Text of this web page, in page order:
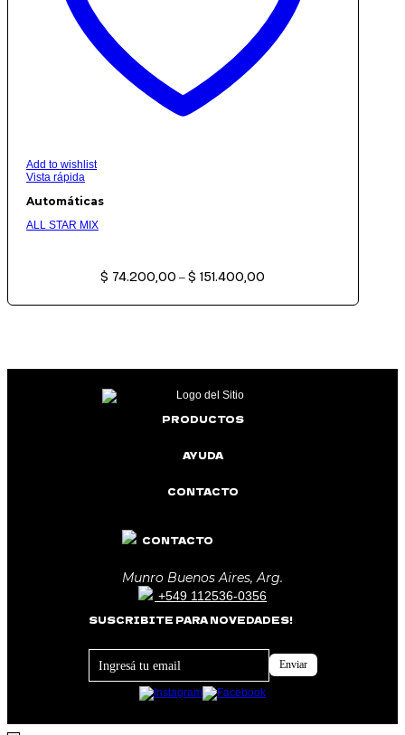
Add to wishlist
Vista rápida
Automáticas
ALL STAR MIX
$ 74.200,00 – $ 151.400,00
PRODUCTOS
AYUDA
CONTACTO
CONTACTO
Munro Buenos Aires, Arg.
+549 112536-0356
SUSCRIBITE PARA NOVEDADES!
Footer
Newsletter
Enviar